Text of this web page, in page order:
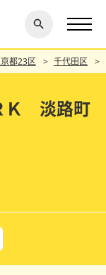
探す
閉じ
る
都23区 千代田区
Ｋ 淡路町